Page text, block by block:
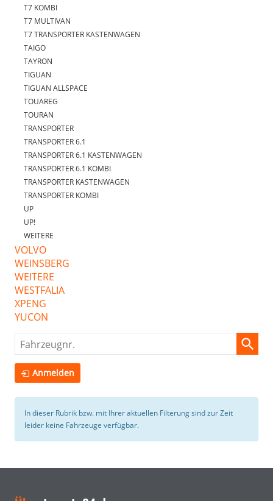
In dieser Rubrik bzw. mit Ihrer aktuellen Filterung sind zur Zeit
leider keine Fahrzeuge verfügbar.
T7 KOMBI
T7 MULTIVAN
T7 TRANSPORTER KASTENWAGEN
TAIGO
TAYRON
TIGUAN
TIGUAN ALLSPACE
TOUAREG
TOURAN
TRANSPORTER
TRANSPORTER 6.1
TRANSPORTER 6.1 KASTENWAGEN
TRANSPORTER 6.1 KOMBI
TRANSPORTER KASTENWAGEN
TRANSPORTER KOMBI
UP
UP!
WEITERE
VOLVO
WEINSBERG
WEITERE
WESTFALIA
XPENG
YUCON
Fahrzeugnr.
Anmelden